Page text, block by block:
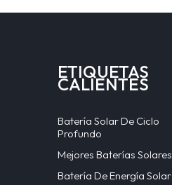
ETIQUETAS
CALIENTES
Batería Solar De Ciclo
Profundo
Mejores Baterías Solares
Batería De Energía Solar